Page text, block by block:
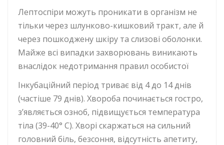
Лептоспіри можуть проникати в організм не
тільки через шлунково-кишковий тракт, але й
через пошкоджену шкіру та слизові оболонки.
Майже всі випадки захворювань виникають
внаслідок недотримання правил особистої
Інкубаційний період триває від 4 до 14 днів
(частіше 79 днів). Хвороба починається гостро,
з’являється озноб, підвищується температура
тіла (39-40° С). Хворі скаржаться на сильний
головний біль, безсоння, відсутність апетиту,